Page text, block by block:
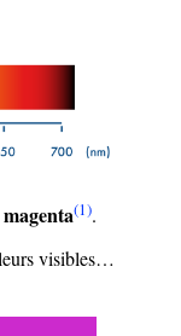
magenta(1).